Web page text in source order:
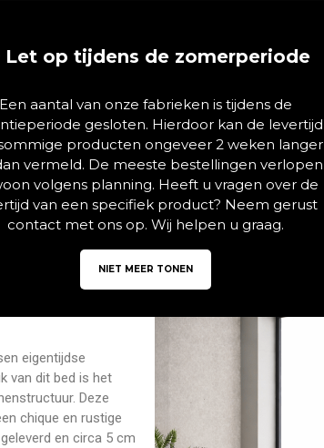
Deel via
Aanvullende informatie
Design
eigentijdse
van dit bed is het
Deze
chique en rustige
en circa 5 cm
Let op tijdens de zomerperiode
Een aantal van onze fabrieken is tijdens de
gesloten. Hierdoor kan de levertijd
producten ongeveer 2 weken langer
vermeld. De meeste bestellingen verlopen
volgens planning. Heeft u vragen over de
van een specifiek product? Neem gerust
contact met ons op. Wij helpen u graag.
NIET MEER TONEN